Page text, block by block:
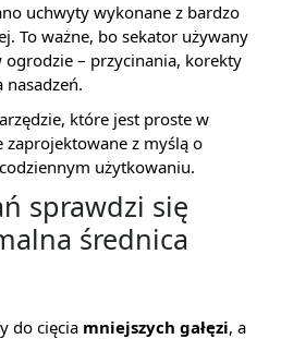
uchwyty wykonane z bardzo
To ważne, bo sekator używany
ogrodzie – przycinania, korekty
nasadzeń.
które jest proste w
zaprojektowane z myślą o
użytkowaniu.
sprawdzi się
średnica
do cięcia mniejszych gałęzi, a